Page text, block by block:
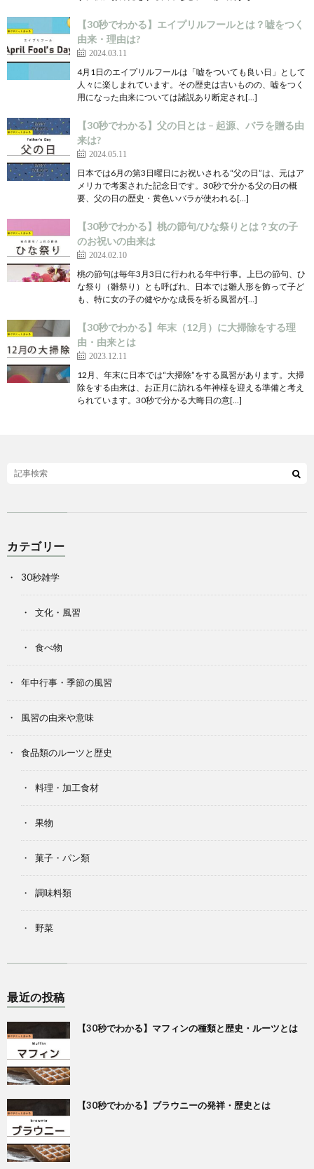
【30秒でわかる】エイプリルフールとは？嘘をつく
由来・理由は?
2024.03.11
4月1日のエイプリルフールは「嘘をついても良い日」として
人々に楽しまれています。その歴史は古いものの、嘘をつく
用になった由来については諸説あり断定され[…]
【30秒でわかる】父の日とは – 起源、バラを贈る由
来は?
2024.05.11
日本では6月の第3日曜日にお祝いされる“父の日”は、元はア
メリカで考案された記念日です。30秒で分かる父の日の概
要、父の日の歴史・黄色いバラが使われる[…]
【30秒でわかる】桃の節句/ひな祭りとは？女の子
のお祝いの由来は
2024.02.10
桃の節句は毎年3月3日に行われる年中行事。上巳の節句、ひ
な祭り（雛祭り）とも呼ばれ、日本では雛人形を飾って子ど
も、特に女の子の健やかな成長を祈る風習が[…]
【30秒でわかる】年末（12月）に大掃除をする理
由・由来とは
2023.12.11
12月、年末に日本では“大掃除”をする風習があります。大掃
除をする由来は、お正月に訪れる年神様を迎える準備と考え
られています。30秒で分かる大晦日の意[…]
カテゴリー
30秒雑学
文化・風習
食べ物
年中行事・季節の風習
風習の由来や意味
食品類のルーツと歴史
料理・加工食材
果物
菓子・パン類
調味料類
野菜
最近の投稿
【30秒でわかる】マフィンの種類と歴史・ルーツとは
【30秒でわかる】ブラウニーの発祥・歴史とは